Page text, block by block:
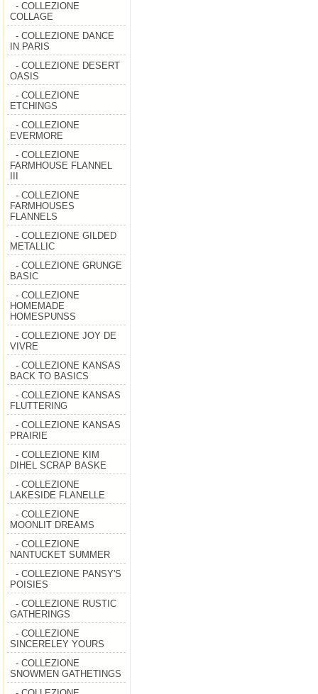
- COLLEZIONE
COLLAGE
- COLLEZIONE DANCE
IN PARIS
- COLLEZIONE DESERT
OASIS
- COLLEZIONE
ETCHINGS
- COLLEZIONE
EVERMORE
- COLLEZIONE
FARMHOUSE FLANNEL
- COLLEZIONE
FARMHOUSES
FLANNELS
- COLLEZIONE GILDED
METALLIC
- COLLEZIONE GRUNGE
BASIC
- COLLEZIONE
HOMEMADE
HOMESPUNSS
- COLLEZIONE JOY DE
VIVRE
- COLLEZIONE KANSAS
BACK TO BASICS
- COLLEZIONE KANSAS
FLUTTERING
- COLLEZIONE KANSAS
PRAIRIE
- COLLEZIONE KIM
DIHEL SCRAP BASKE
- COLLEZIONE
LAKESIDE FLANELLE
- COLLEZIONE
MOONLIT DREAMS
- COLLEZIONE
NANTUCKET SUMMER
- COLLEZIONE PANSY'S
POISIES
- COLLEZIONE RUSTIC
GATHERINGS
- COLLEZIONE
SINCERELEY YOURS
- COLLEZIONE
SNOWMEN GATHETINGS